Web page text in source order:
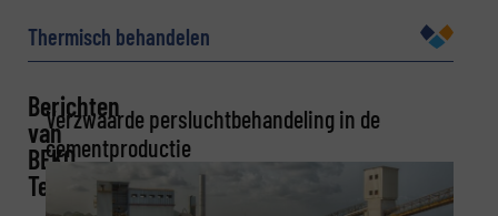
E-mail (Vereist)
Thermisch behandelen
Berichten
van
BEKO
Technologies
Verzwaarde persluchtbehandeling in de
cementproductie